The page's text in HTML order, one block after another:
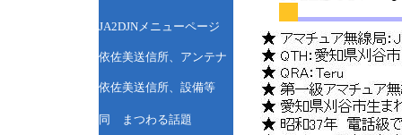
JA2DJNメニューページ
依佐美送信所、アンテナ
依佐美送信所、設備等
同 まつわる話題